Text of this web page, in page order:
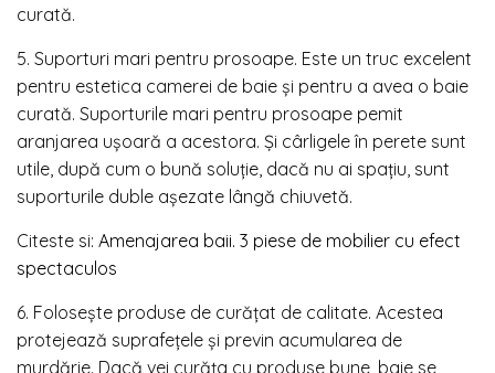
curată.
5. Suporturi mari pentru prosoape. Este un truc excelent
pentru estetica camerei de baie și pentru a avea o baie
curată. Suporturile mari pentru prosoape pemit
aranjarea ușoară a acestora. Și cârligele în perete sunt
utile, după cum o bună soluție, dacă nu ai spațiu, sunt
suporturile duble așezate lângă chiuvetă.
Citeste si: Amenajarea baii. 3 piese de mobilier cu efect
spectaculos
6. Folosește produse de curățat de calitate. Acestea
protejează suprafețele și previn acumularea de
murdărie. Dacă vei curăța cu produse bune, baie se